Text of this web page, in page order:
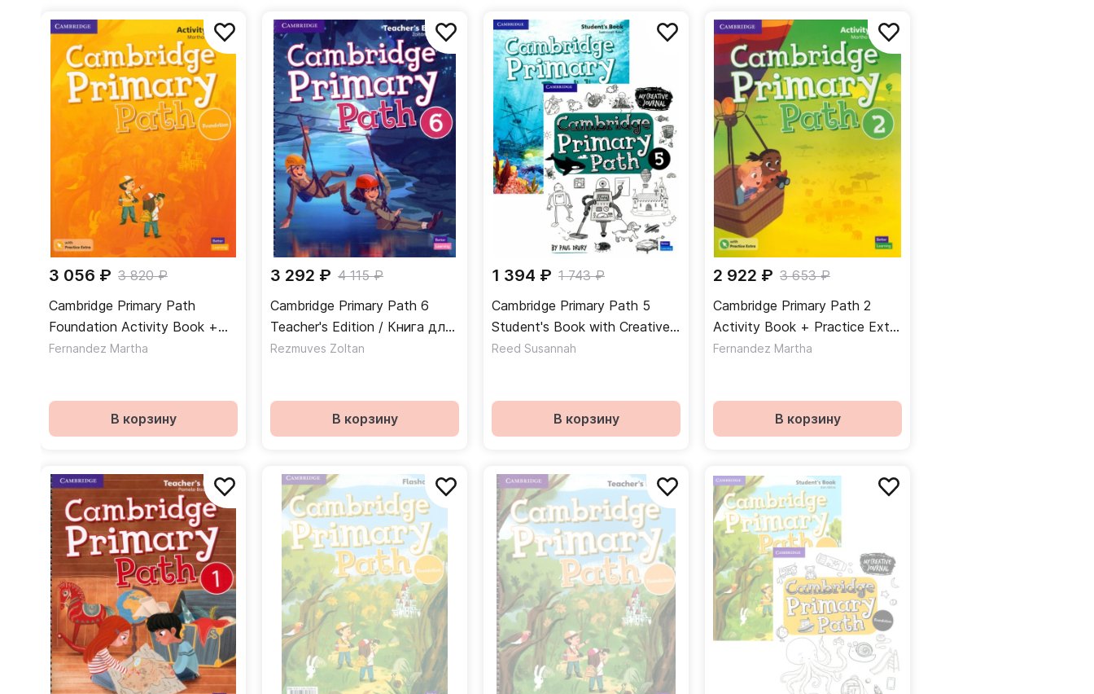
3 056 ₽ 3 820 ₽
Cambridge Primary Path
Foundation Activity Book +
Practice Extra / Рабочая
Fernandez Martha
В корзину
3 292 ₽ 4 115 ₽
Cambridge Primary Path 6
Teacher's Edition / Книга для
учителя
Rezmuves Zoltan
В корзину
1 394 ₽ 1 743 ₽
Cambridge Primary Path 5
Student's Book with Creative
Journal / Учебник
Reed Susannah
В корзину
2 922 ₽ 3 653 ₽
Cambridge Primary Path 2
Activity Book + Practice Extra
/ Рабочая тетрадь + онлайн-
Fernandez Martha
В корзину